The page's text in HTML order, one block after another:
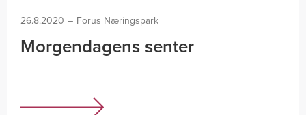
26.8.2020 – Forus Næringspark
Morgendagens senter